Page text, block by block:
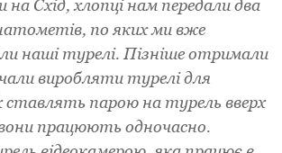
на Схід, хлопці нам передали два
по яких ми вже
наші турелі. Пізніше отримали
виробляти турелі для
ставлять парою на турель вверх
працюють одночасно.